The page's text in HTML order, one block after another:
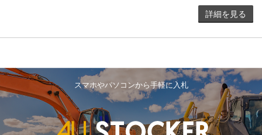
詳細を見る
スマホやパソコンから手軽に入札